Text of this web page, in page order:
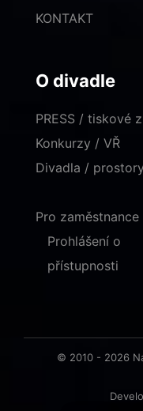
KONTAKT
O divadle
PRESS / tiskové
Konkurzy / VŘ
Divadla / prostory
Pro zaměstnance
Prohlášení o
přístupnosti
© 2010 - 2026